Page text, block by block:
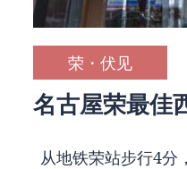
荣・伏见
名古屋荣最佳
从地铁荣站步行4分